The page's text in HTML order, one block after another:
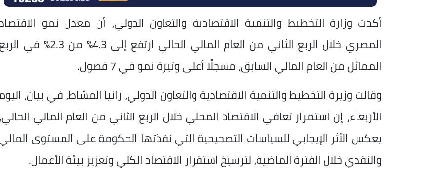
أكدت وزارة التخطيط والتنمية الاقتصادية والتعاون الدولي، أن معدل نمو
المصري خلال الربع الثاني من العام المالي الحالي ارتفع إلى 4.3% من 2.3% في الربع
المماثل من العام المالي السابق، مسجلًا أعلى وتيرة نمو في 7 فصول.
وقالت وزيرة التخطيط والتنمية الاقتصادية والتعاون الدولي، رانيا المشاط، في بيان، اليوم
الأربعاء، إن استمرار تعافي الاقتصاد المحلي خلال الربع الثاني من العام المالي الحالي،
يعكس الأثر الإيجابي للسياسات التصحيحية التي نفذتها الحكومة على المستوى
والنقدي خلال الفترة الماضية، لترسيخ استقرار الاقتصاد الكلي وتعزيز بيئة الأعمال.